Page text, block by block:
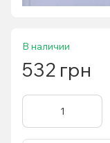
В наличии
532 грн